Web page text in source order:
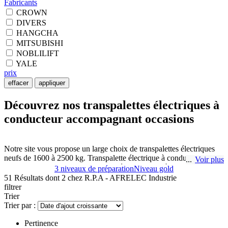
Fabricants
CROWN
DIVERS
HANGCHA
MITSUBISHI
NOBLILIFT
YALE
prix
effacer appliquer
Découvrez nos transpalettes électriques à
conducteur accompagnant occasions
Notre site vous propose un large choix de transpalettes électriques
neufs de 1600 à 2500 kg. Transpalette électrique à conducteur
accompagnant, transpalette autoporté, transpalette à plateforme ou
peseur. Les transpalettes sont des solutions très utilisées pour la
manutention sécurisée, rapide et simple dans les magasins, les
entrepôts et les quais de chargement sur les petites et moyennes
distances.
Voir plus
3 niveaux de préparationNiveau gold
51 Résultats dont 2 chez R.P.A - AFRELEC Industrie
filtrer
Trier
Trier par :
Pertinence